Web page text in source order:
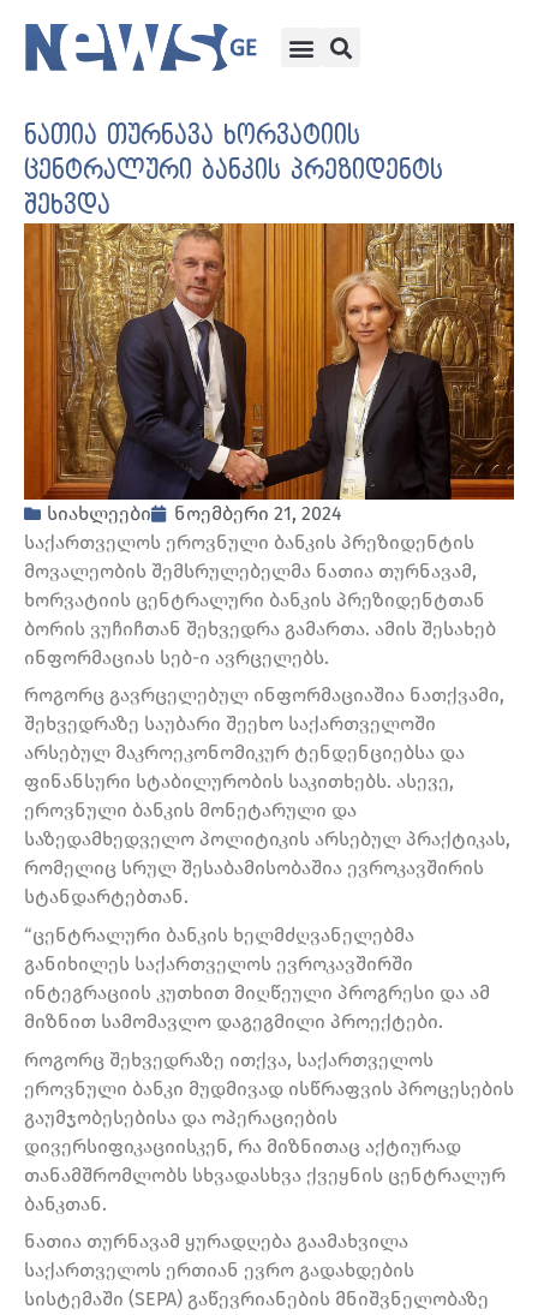
ნათია თურნავა ხორვატიის
ცენტრალური ბანკის პრეზიდენტს
შეხვდა
სიახლეები
ნოემბერი 21, 2024
საქართველოს ეროვნული ბანკის პრეზიდენტის
მოვალეობის შემსრულებელმა ნათია თურნავამ,
ხორვატიის ცენტრალური ბანკის პრეზიდენტთან
ბორის ვუჩიჩთან შეხვედრა გამართა. ამის შესახებ
ინფორმაციას სებ-ი ავრცელებს.
როგორც გავრცელებულ ინფორმაციაშია ნათქვამი,
შეხვედრაზე საუბარი შეეხო საქართველოში
არსებულ მაკროეკონომიკურ ტენდენციებსა და
ფინანსური სტაბილურობის საკითხებს. ასევე,
ეროვნული ბანკის მონეტარული და
საზედამხედველო პოლიტიკის არსებულ პრაქტიკას,
რომელიც სრულ შესაბამისობაშია ევროკავშირის
სტანდარტებთან.
“ცენტრალური ბანკის ხელმძღვანელებმა
განიხილეს საქართველოს ევროკავშირში
ინტეგრაციის კუთხით მიღწეული პროგრესი და ამ
მიზნით სამომავლო დაგეგმილი პროექტები.
როგორც შეხვედრაზე ითქვა, საქართველოს
ეროვნული ბანკი მუდმივად ისწრაფვის პროცესების
გაუმჯობესებისა და ოპერაციების
დივერსიფიკაციისკენ, რა მიზნითაც აქტიურად
თანამშრომლობს სხვადასხვა ქვეყნის ცენტრალურ
ბანკთან.
ნათია თურნავამ ყურადღება გაამახვილა
საქართველოს ერთიან ევრო გადახდების
სისტემაში (SEPA) გაწევრიანების მნიშვნელობაზე